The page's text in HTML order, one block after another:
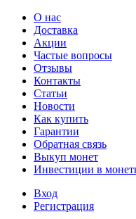
О нас
Доставка
Акции
Частые вопросы
Отзывы
Контакты
Статьи
Новости
Как купить
Гарантии
Обратная связь
Выкуп монет
Инвестиции в
Вход
Регистрация